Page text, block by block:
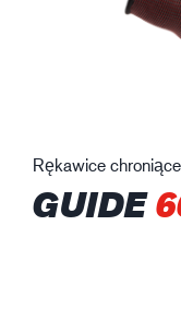
Rękawice
GUIDE